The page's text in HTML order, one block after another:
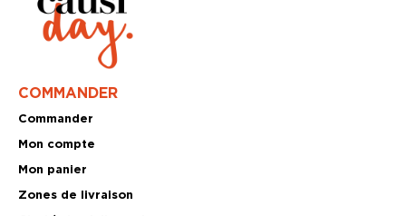
COMMANDER
Commander
Mon compte
Mon panier
Zones de livraison